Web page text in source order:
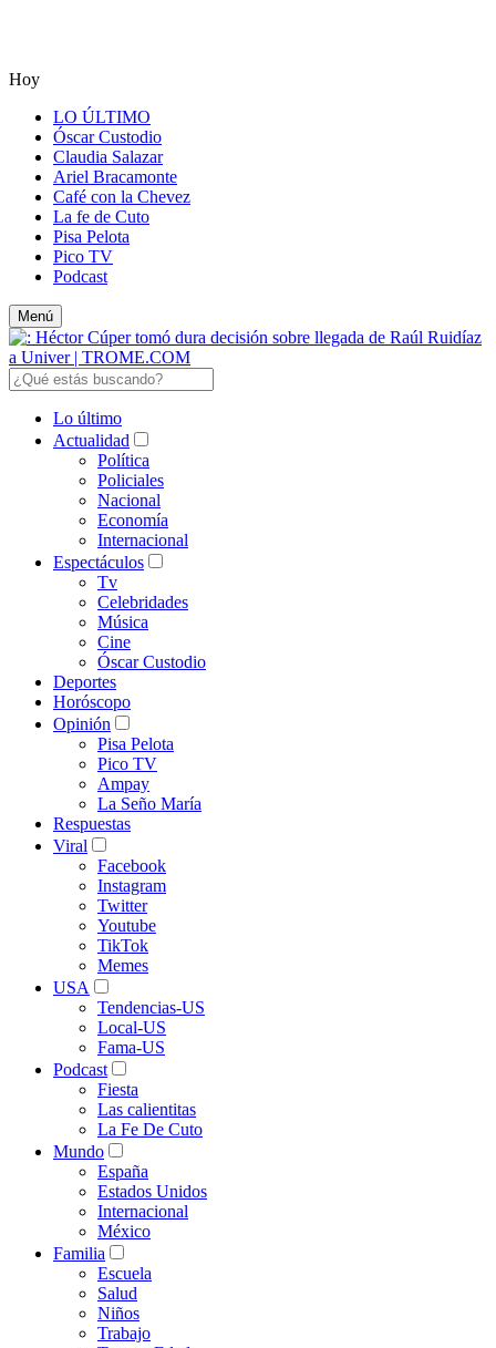
Hoy
LO ÚLTIMO
Óscar Custodio
Claudia Salazar
Ariel Bracamonte
Café con la Chevez
La fe de Cuto
Pisa Pelota
Pico TV
Podcast
Menú
Lo último
Actualidad
Política
Policiales
Nacional
Economía
Internacional
Espectáculos
Tv
Celebridades
Música
Cine
Óscar Custodio
Deportes
Horóscopo
Opinión
Pisa Pelota
Pico TV
Ampay
La Seño María
Respuestas
Viral
Facebook
Instagram
Twitter
Youtube
TikTok
Memes
USA
Tendencias-US
Local-US
Fama-US
Podcast
Fiesta
Las calientitas
La Fe De Cuto
Mundo
España
Estados Unidos
Internacional
México
Familia
Escuela
Salud
Niños
Trabajo